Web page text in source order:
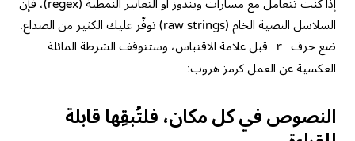
إذا كنت تتعامل مع مسارات ويندوز أو التعابير النمطية (regex)، فإن
السلاسل النصية الخام (raw strings) توفّر عليك الكثير من الصداع.
ضع حرف
r
قبل علامة الاقتباس، وستتوقف الشرطة المائلة
العكسية عن العمل كرمز هروب:
النصوص في كل مكان، فلتُبقِها قابلة